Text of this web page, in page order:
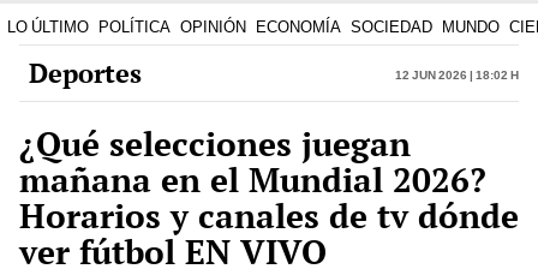
LO ÚLTIMO POLÍTICA OPINIÓN ECONOMÍA SOCIEDAD MUNDO
Deportes 12 Jun 2026 | 18:02 h
¿Qué selecciones juegan
mañana en el Mundial 2026?
Horarios y canales de tv dónde
ver fútbol EN VIVO